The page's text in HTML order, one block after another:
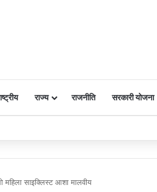
राज्य राजनीति सरकारी योजना
की जयंती पर किया नमन
महिला साइक्लिस्ट आशा मालवीय